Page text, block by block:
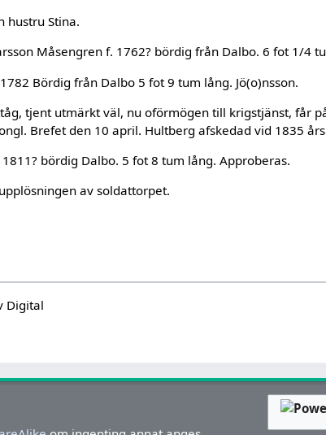
hustru Stina.
Måsengren f. 1762? bördig från Dalbo. 6 fot 1/4
Bördig från Dalbo 5 fot 9 tum lång. Jö(o)nsson.
tjent utmärkt väl, nu oförmögen till krigstjänst, får
Brefet den 10 april. Hultberg afskedad vid 1835
bördig Dalbo. 5 fot 8 tum lång. Approberas.
av soldattorpet.
Digital